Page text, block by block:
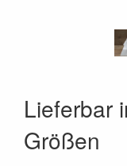
Lieferbar
Größen